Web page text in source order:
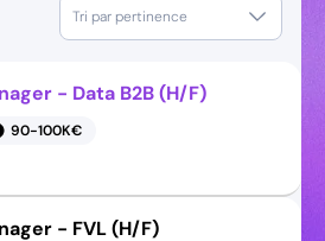
Tri par pertinence
- Data B2B (H/F)
90-100K€
- FVL (H/F)